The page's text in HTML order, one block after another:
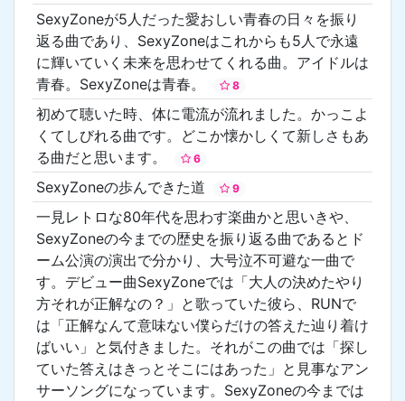
SexyZoneが5人だった愛おしい青春の日々を振り
返る曲であり、SexyZoneはこれからも5人で永遠
に輝いていく未来を思わせてくれる曲。アイドルは
青春。SexyZoneは青春。
8
初めて聴いた時、体に電流が流れました。かっこよ
くてしびれる曲です。どこか懐かしくて新しさもあ
る曲だと思います。
6
SexyZoneの歩んできた道 9
一見レトロな80年代を思わす楽曲かと思いきや、
SexyZoneの今までの歴史を振り返る曲であるとド
ーム公演の演出で分かり、大号泣不可避な一曲で
す。デビュー曲SexyZoneでは「大人の決めたやり
方それが正解なの？」と歌っていた彼ら、RUNで
は「正解なんて意味ない僕らだけの答えた辿り着け
ばいい」と気付きました。それがこの曲では「探し
ていた答えはきっとそこにはあった」と見事なアン
サーソングになっています。SexyZoneの今までは